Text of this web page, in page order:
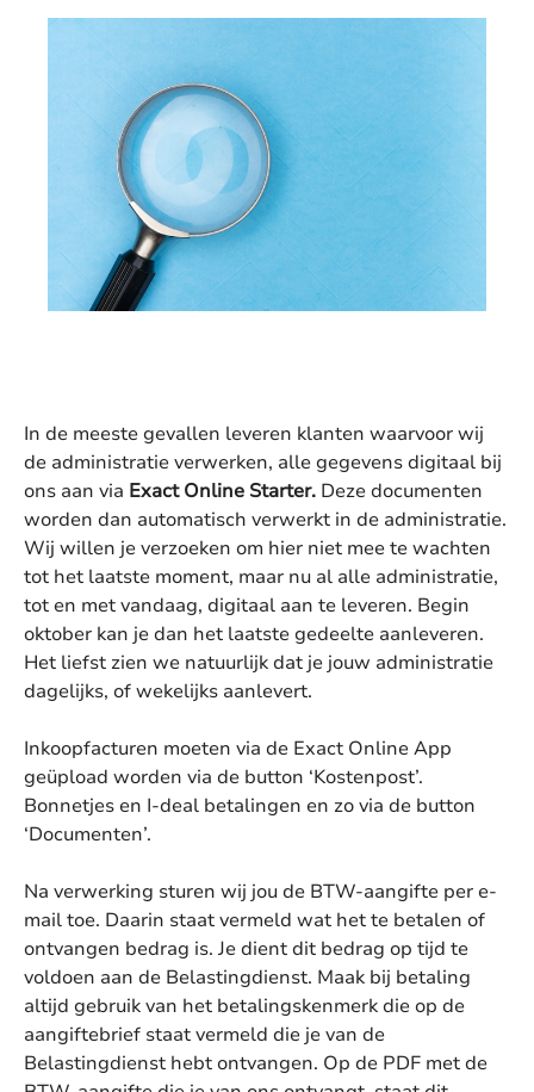
In de meeste gevallen leveren klanten waarvoor wij
de administratie verwerken, alle gegevens digitaal bij
ons aan via Exact Online Starter. Deze documenten
worden dan automatisch verwerkt in de administratie.
Wij willen je verzoeken om hier niet mee te wachten
tot het laatste moment, maar nu al alle administratie,
tot en met vandaag, digitaal aan te leveren. Begin
oktober kan je dan het laatste gedeelte aanleveren.
Het liefst zien we natuurlijk dat je jouw administratie
dagelijks, of wekelijks aanlevert.
Inkoopfacturen moeten via de Exact Online App
geüpload worden via de button ‘Kostenpost’.
Bonnetjes en I-deal betalingen en zo via de button
‘Documenten’.
Na verwerking sturen wij jou de BTW-aangifte per e-
mail toe. Daarin staat vermeld wat het te betalen of
ontvangen bedrag is. Je dient dit bedrag op tijd te
voldoen aan de Belastingdienst. Maak bij betaling
altijd gebruik van het betalingskenmerk die op de
aangiftebrief staat vermeld die je van de
Belastingdienst hebt ontvangen. Op de PDF met de